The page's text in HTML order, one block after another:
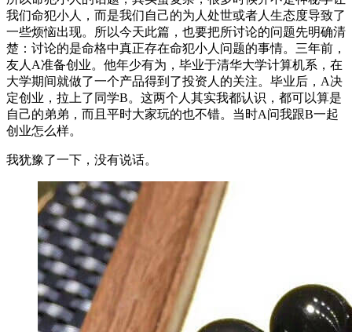
我们命犯小人，而是我们自己的为人处世或者人生态度导致了
一些烦恼出现。所以今天此篇，也要把所讨论的问题先明确清
楚：讨论的是命格中真正存在命犯小人问题的事情。三年前，
友人A准备创业。他年少有为，毕业于清华大学计算机系，在
大学期间就做了一个产品得到了投资人的关注。毕业后，A决
定创业，拉上了同学B。这两个人其实我都认识，都可以算是
自己的弟弟，而且平时大家玩的也不错。当时A问我跟B一起
创业怎么样。
我犹豫了一下，没有说话。